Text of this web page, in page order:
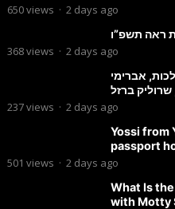
650views · 2 days ago
ראה תשפ”ו
368views · 2 days ago
אברימי
237views · 2 days ago
Yossi from
passport
501 views · 2 days ago
What Is
with Motty